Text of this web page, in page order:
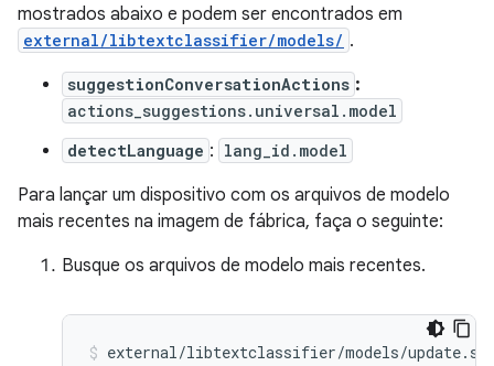
mostrados abaixo e podem ser encontrados em
external/libtextclassifier/models/ .
suggestionConversationActions :
actions_suggestions.universal.model
detectLanguage : lang_id.model
Para lançar um dispositivo com os arquivos de modelo
mais recentes na imagem de fábrica, faça o seguinte:
Busque os arquivos de modelo mais recentes.